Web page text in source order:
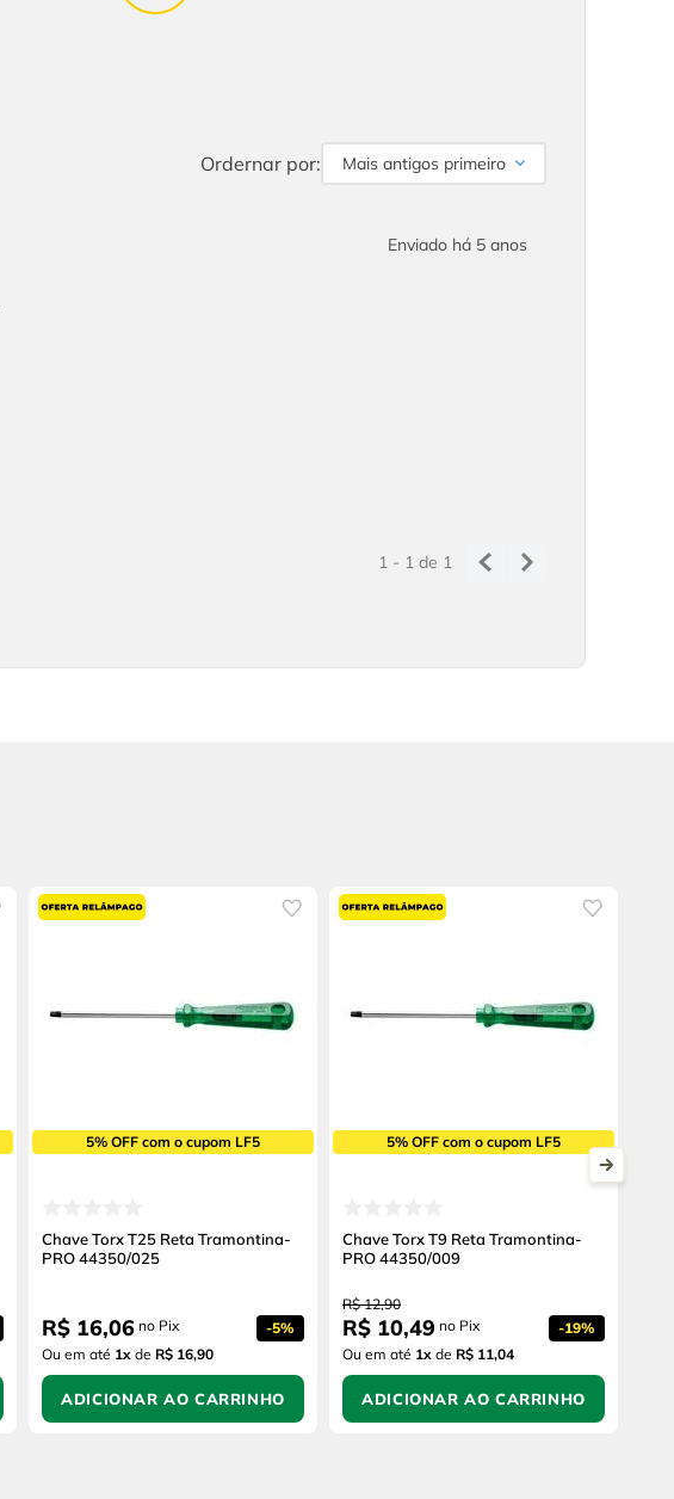
Ordernar por: Mais antigos primeiro
Enviado há 5 anos
1 - 1de 1
5% OFF com o cupom LF5
Chave Torx T25 Reta Tramontina-
PRO 44350/025
R$ 16,06 no Pix -5%
Ou em até 1x de R$ 16,90
ADICIONAR AO CARRINHO
5% OFF com o cupom LF5
Chave Torx T9 Reta Tramontina-
PRO 44350/009
R$ 12,90
R$ 10,49 no Pix -19%
Ou em até 1x de R$ 11,04
ADICIONAR AO CARRINHO